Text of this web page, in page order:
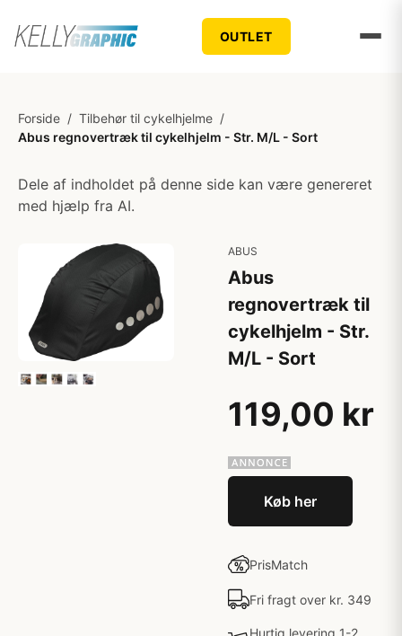
OUTLET
Forside / Tilbehør til cykelhjelme /
Abus regnovertræk til cykelhjelm - Str. M/L - Sort
Dele af indholdet på denne side kan være genereret
med hjælp fra AI.
ABUS
Abus
regnovertræk til
cykelhjelm - Str.
M/L - Sort
119,00 kr
Køb her
PrisMatch
Fri fragt over kr. 349
Hurtig levering 1-2